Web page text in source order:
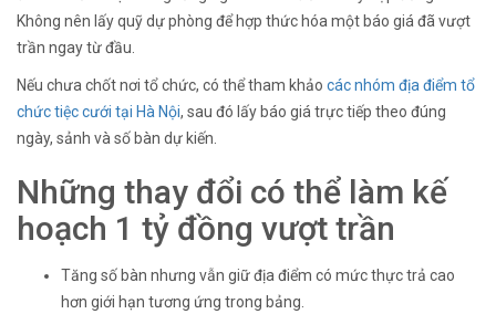
Không nên lấy quỹ dự phòng để hợp thức hóa một báo giá đã vượt
trần ngay từ đầu.
Nếu chưa chốt nơi tổ chức, có thể tham khảo các nhóm địa điểm tổ
chức tiệc cưới tại Hà Nội, sau đó lấy báo giá trực tiếp theo đúng
ngày, sảnh và số bàn dự kiến.
Những thay đổi có thể làm kế
hoạch 1 tỷ đồng vượt trần
Tăng số bàn nhưng vẫn giữ địa điểm có mức thực trả cao
hơn giới hạn tương ứng trong bảng.